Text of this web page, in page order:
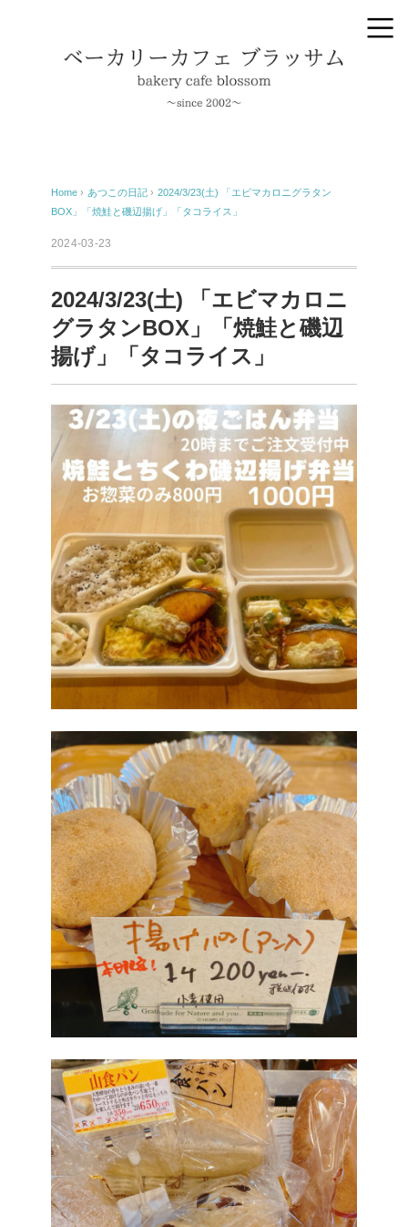
Home › あつこの日記 › 2024/3/23(土) 「エビマカロニグラタン
BOX」「焼鮭と磯辺揚げ」「タコライス」
2024-03-23
2024/3/23(土) 「エビマカロニ
グラタンBOX」「焼鮭と磯辺
揚げ」「タコライス」